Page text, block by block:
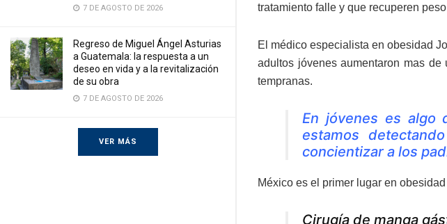
7 DE AGOSTO DE 2026
Regreso de Miguel Ángel Asturias
a Guatemala: la respuesta a un
deseo en vida y a la revitalización
de su obra
7 DE AGOSTO DE 2026
VER MÁS
tratamiento falle y que recuperen
El médico especialista en obesidad
adultos jóvenes aumentaron mas
tempranas.
En jóvenes es algo
estamos
concientizar a los
México es el primer lugar en
Cirugía de manga